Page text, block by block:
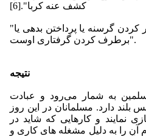
كشف عنه كربا".[6]
"محبوب‌ترین کارها نزد خدا سیر کردن گرسنه یا پرداختن بدهی یا
برطرف کردن گرفتاری اوست".
نتیجه
به شمار می‌رود و عبادت
بلند دارد. مسلمانان در این روز
نمایند و کارهایی که شاید در
آن را به دلیل مشغله های کاری و